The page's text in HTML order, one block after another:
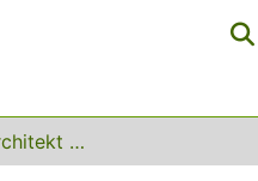
Der Bochumer Architekt Johann Carl Pinnekamp (1872 - 1955)